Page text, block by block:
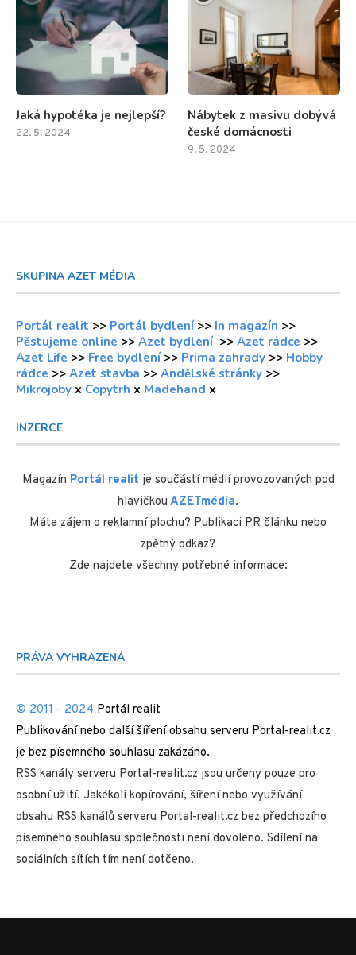
Jaká hypotéka je nejlepší?
22. 5. 2024
Nábytek z masivu dobývá
české domácnosti
9. 5. 2024
SKUPINA AZET MÉDIA
Portál realit >> Portál bydlení >> In magazín >>
Pěstujeme online >> Azet bydlení >> Azet rádce >>
Azet Life >> Free bydlení >> Prima zahrady >> Hobby
rádce >> Azet stavba >> Andělské stránky >>
Mikrojoby x Copytrh x Madehand x
INZERCE
Magazín Portál realit je součástí médií provozovaných pod
hlavičkou AZETmédia.
Máte zájem o reklamní plochu? Publikaci PR článku nebo
zpětný odkaz?
Zde najdete všechny potřebné informace:
Publikování nebo další šíření obsahu serveru Portal-realit.cz
je bez písemného souhlasu zakázáno.
RSS kanály serveru Portal-realit.cz jsou určeny pouze pro
osobní užití. Jakékoli kopírování, šíření nebo využívání
obsahu RSS kanálů serveru Portal-realit.cz bez předchozího
písemného souhlasu společnosti není dovoleno. Sdílení na
sociálních sítích tím není dotčeno.